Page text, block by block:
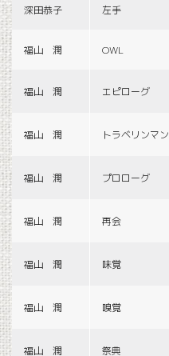
深田恭子 左手
福山 潤 OWL
福山 潤 エピローグ
福山 潤 トラベリンマン
福山 潤 プロローグ
福山 潤 再会
福山 潤 味覚
福山 潤 嗅覚
福山 潤 祭典